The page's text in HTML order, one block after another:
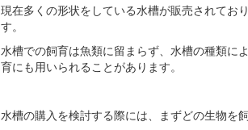
現在多くの形状をしている水槽が販売されてお
す。
水槽での飼育は魚類に留まらず、水槽の種類に
育にも用いられることがあります。
水槽の購入を検討する際には、まずどの生物を